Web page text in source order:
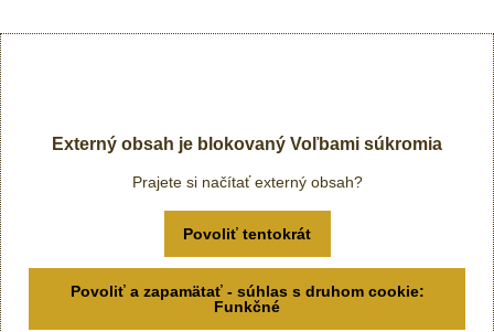
Externý obsah je blokovaný Voľbami súkromia
Prajete si načítať externý obsah?
Povoliť tentokrát
Povoliť a zapamätať - súhlas s druhom cookie:
Funkčné